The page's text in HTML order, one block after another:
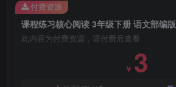
课程练习核心阅读 3年级下册 语文部编版
此内容为付费资源，请付费后查看
￥ 3
付费资源